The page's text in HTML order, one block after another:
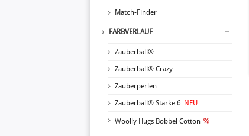
Match-Finder
FARBVERLAUF
Zauberball®
Zauberball® Crazy
Zauberperlen
Zauberball® Stärke 6 NEU
Woolly Hugs Bobbel Cotton